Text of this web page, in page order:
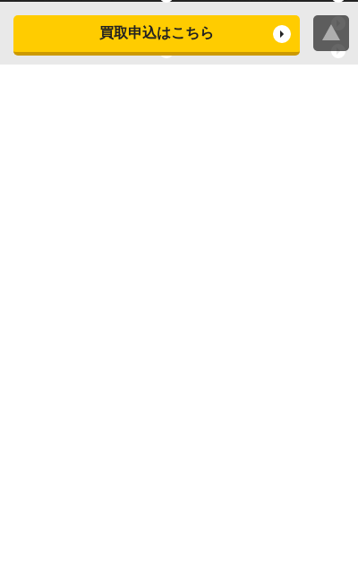
買取申込はこちら
タブレット買取査定
スマートウォッチ買取査定 デジカメ買取査定